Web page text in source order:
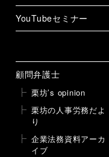
YouTubeセミナー
顧問弁護士
栗坊’s opinion
栗坊の人事労務だよ
り
企業法務資料アーカ
イブ